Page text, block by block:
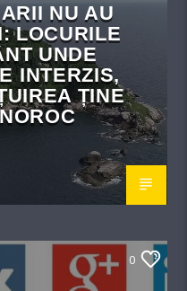
NU AU
LOCURILE
UNDE
INTERZIS,
ȚINE
0